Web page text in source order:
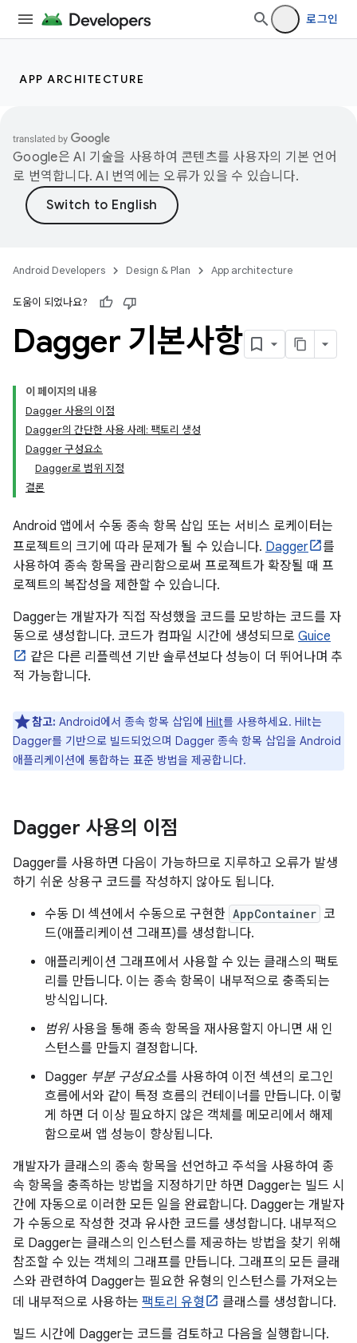
로그인
APP ARCHITECTURE
Google은 AI 기술을 사용하여 콘텐츠를 사용자의 기본 언어
로 번역합니다. AI 번역에는 오류가 있을 수 있습니다.
Android Developers Design & Plan App architecture
도움이 되었나요?
Dagger 기본사항
이 페이지의 내용
Dagger 사용의 이점
Dagger의 간단한 사용 사례: 팩토리 생성
Dagger 구성요소
Dagger로 범위 지정
결론
Android 앱에서 수동 종속 항목 삽입 또는 서비스 로케이터는
프로젝트의 크기에 따라 문제가 될 수 있습니다. Dagger
를
사용하여 종속 항목을 관리함으로써 프로젝트가 확장될 때 프
로젝트의 복잡성을 제한할 수 있습니다.
Dagger는 개발자가 직접 작성했을 코드를 모방하는 코드를 자
동으로 생성합니다. 코드가 컴파일 시간에 생성되므로 Guice
같은 다른 리플렉션 기반 솔루션보다 성능이 더 뛰어나며 추
적 가능합니다.
참고: Android에서 종속 항목 삽입에 Hilt를 사용하세요. Hilt는
Dagger를 기반으로 빌드되었으며 Dagger 종속 항목 삽입을 Android
애플리케이션에 통합하는 표준 방법을 제공합니다.
Dagger 사용의 이점
Dagger를 사용하면 다음이 가능하므로 지루하고 오류가 발생
하기 쉬운 상용구 코드를 작성하지 않아도 됩니다.
수동 DI 섹션에서 수동으로 구현한 AppContainer 코
드(애플리케이션 그래프)를 생성합니다.
애플리케이션 그래프에서 사용할 수 있는 클래스의 팩토
리를 만듭니다. 이는 종속 항목이 내부적으로 충족되는
방식입니다.
범위사용을 통해 종속 항목을 재사용할지 아니면 새 인
스턴스를 만들지 결정합니다.
Dagger 부분 구성요소를 사용하여 이전 섹션의 로그인
흐름에서와 같이 특정 흐름의 컨테이너를 만듭니다. 이렇
게 하면 더 이상 필요하지 않은 객체를 메모리에서 해제
함으로써 앱 성능이 향상됩니다.
개발자가 클래스의 종속 항목을 선언하고 주석을 사용하여 종
속 항목을 충족하는 방법을 지정하기만 하면 Dagger는 빌드 시
간에 자동으로 이러한 모든 일을 완료합니다. Dagger는 개발자
가 수동으로 작성한 것과 유사한 코드를 생성합니다. 내부적으
로 Dagger는 클래스의 인스턴스를 제공하는 방법을 찾기 위해
참조할 수 있는 객체의 그래프를 만듭니다. 그래프의 모든 클래
스와 관련하여 Dagger는 필요한 유형의 인스턴스를 가져오는
데 내부적으로 사용하는 팩토리 유형
클래스를 생성합니다.
빌드 시간에 Dagger는 코드를 검토하고 다음을 실행합니다.